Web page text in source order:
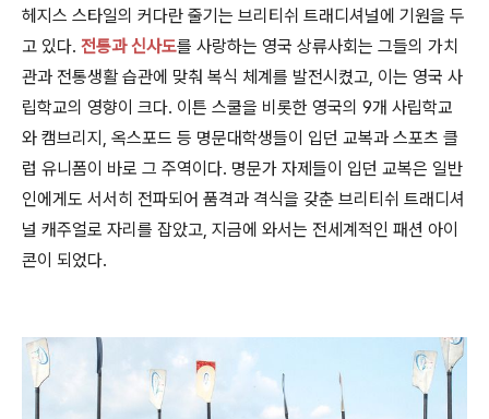
헤지스 스타일의 커다란 줄기는 브리티쉬 트래디셔널에 기원을 두
고 있다. 전통과 신사도를 사랑하는 영국 상류사회는 그들의 가치
관과 전통생활 습관에 맞춰 복식 체계를 발전시켰고, 이는 영국 사
립학교의 영향이 크다. 이튼 스쿨을 비롯한 영국의 9개 사립학교
와 캠브리지, 옥스포드 등 명문대학생들이 입던 교복과 스포츠 클
럽 유니폼이 바로 그 주역이다. 명문가 자제들이 입던 교복은 일반
인에게도 서서히 전파되어 품격과 격식을 갖춘 브리티쉬 트래디셔
널 캐주얼로 자리를 잡았고, 지금에 와서는 전세계적인 패션 아이
콘이 되었다.